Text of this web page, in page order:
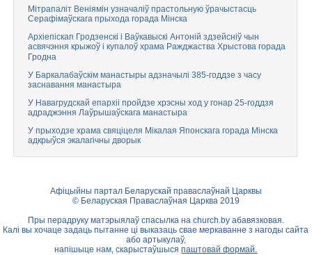
Мітрапаліт Веніямін узначаліў прастольную ўрачыстасць
Серафімаўскага прыхода горада Мінска
Архіепіскап Гродзенскі і Ваўкавыскі Антоній здзейсніў чын
асвячэння крыжоў і купалоў храма Ражджаства Хрыстова горада
Гродна
У Баркалабаўскім манастыры адзначылі 385-годдзе з часу
заснавання манастыра
У Навагрудскай епархіі пройдзе хрэсны ход у гонар 25-годдзя
адраджэння Лаўрышаўскага манастыра
У прыходзе храма свяціцеля Мікалая Японскага горада Мінска
адкрыўся экалагічны дворык
Афіцыйны партал Беларускай праваслаўнай Царквы
© Беларуская Праваслаўная Царква 2019
Пры перадруку матэрыялаў спасылка на church.by абавязковая.
Калі вы хочаце задаць пытанне ці выказаць свае меркаванне з нагоды сайта
або артыкулаў,
напішыце нам, скарыстаўшысяпаштовай формай.